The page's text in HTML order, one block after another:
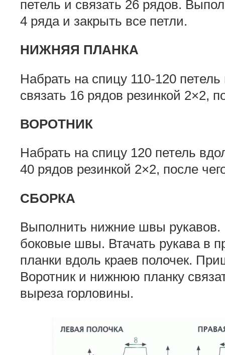
петель и связать 26 рядов.
4 ряда и закрыть все петли.
НИЖНЯЯ ПЛАНКА
Набрать на спицу 110-120
связать 16 рядов резинкой 2×2,
ВОРОТНИК
Набрать на спицу 120 петель
40 рядов резинкой 2×2, после
СБОРКА
Выполнить нижние швы
боковые швы. Втачать рукава в
планки вдоль краев полочек.
Воротник и нижнюю планку
выреза горловины.